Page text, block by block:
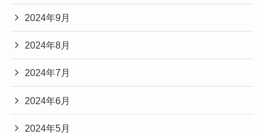
2024年9月
2024年8月
2024年7月
2024年6月
2024年5月